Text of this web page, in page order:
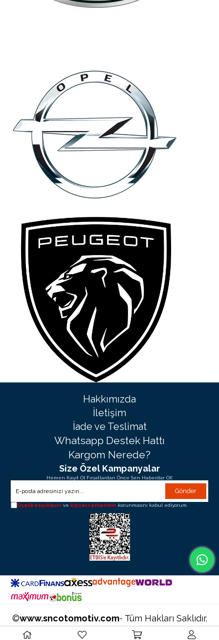
Hakkımızda
İletişim
İade ve Teslimat
Whatsapp Destek Hattı
Kargom Nerede?
Size Özel Kampanyalar
Hemen Kayıt Ol Fırsatlardan Önce Sen Haberdar Ol!
Gönder
Üyelik koşullarını vekişisel verilerimin korunmasını kabul ediyorum.
©www.sncotomotiv.com- Tüm Hakları Saklıdır.